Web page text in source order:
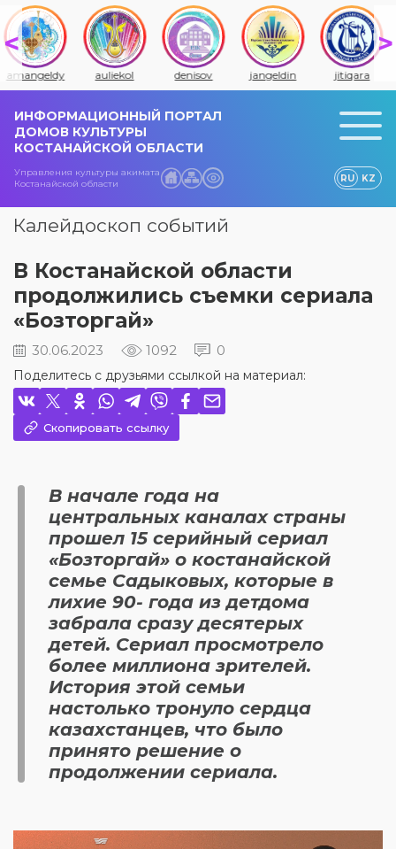
amangeldy auliekol denisov jangeldin jitiqara
ИНФОРМАЦИОННЫЙ ПОРТАЛ
ДОМОВ КУЛЬТУРЫ
КОСТАНАЙСКОЙ ОБЛАСТИ
Управления культуры акимата
Костанайской области
RU KZ
Калейдоскоп событий
В Костанайской области
продолжились съемки сериала
«Бозторгай»
30.06.2023 1092 0
Поделитесь с друзьями ссылкой на материал:
Скопировать ссылку
В начале года на
центральных каналах страны
прошел 15 серийный сериал
«Бозторгай» о костанайской
семье Садыковых, которые в
лихие 90- года из детдома
забрала сразу десятерых
детей. Сериал просмотрело
более миллиона зрителей.
История этой семьи
настолько тронуло сердца
казахстанцев, что было
принято решение о
продолжении сериала.